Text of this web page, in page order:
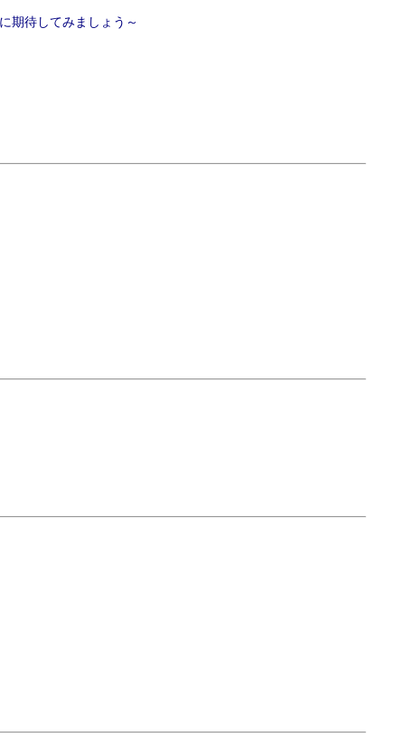
期待してみましょう～